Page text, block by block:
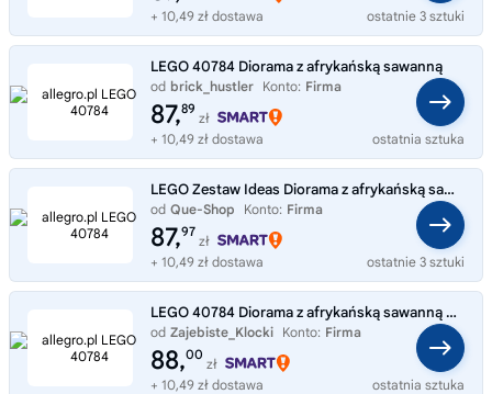
+ 10,49 zł dostawa
ostatnie 3 sztuki
LEGO 40784 Diorama z afrykańską sawanną
od brick_hustler Konto: Firma
87,89
zł
+ 10,49 zł dostawa
ostatnia sztuka
LEGO Zestaw Ideas Diorama z afrykańską sawanną 40784
od Que-Shop Konto: Firma
87,97
zł
+ 10,49 zł dostawa
ostatnie 3 sztuki
LEGO 40784 Diorama z afrykańską sawanną NOWOŚĆ VIP
od Zajebiste_Klocki Konto: Firma
88,00
zł
+ 10,49 zł dostawa
ostatnia sztuka